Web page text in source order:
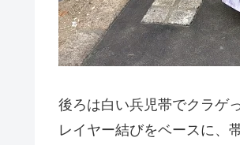
後ろは白い兵児帯でクラゲ
レイヤー結びをベースに、